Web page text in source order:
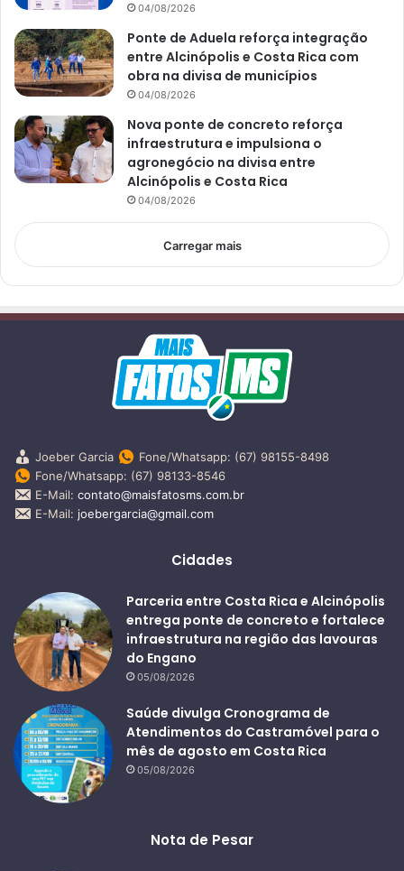
04/08/2026
Ponte de Aduela reforça integração
entre Alcinópolis e Costa Rica com
obra na divisa de municípios
04/08/2026
Nova ponte de concreto reforça
infraestrutura e impulsiona o
agronegócio na divisa entre
Alcinópolis e Costa Rica
04/08/2026
Carregar mais
Joeber Garcia
Fone/Whatsapp: (67) 98155-8498
Fone/Whatsapp: (67) 98133-8546
E-Mail: contato@maisfatosms.com.br
E-Mail: joebergarcia@gmail.com
Cidades
Parceria entre Costa Rica e Alcinópolis
entrega ponte de concreto e fortalece
infraestrutura na região das lavouras
do Engano
05/08/2026
Saúde divulga Cronograma de
Atendimentos do Castramóvel para o
mês de agosto em Costa Rica
05/08/2026
Nota de Pesar